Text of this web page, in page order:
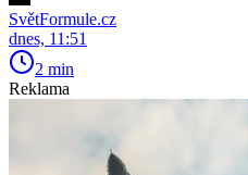
SvětFormule.cz
dnes, 11:51
2 min
Reklama